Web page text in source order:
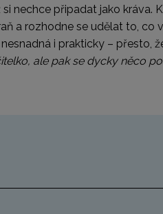
nechce připadat jako kráva.
a rozhodne se udělat to, co
i prakticky – přesto,
ale pak se dycky něco